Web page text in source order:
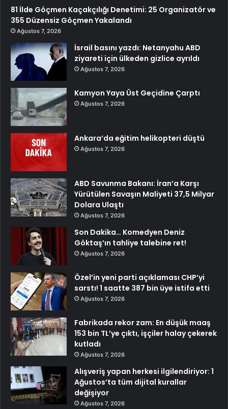
81 İlde Göçmen Kaçakçılığı Denetimi: 25 Organizatör ve
355 Düzensiz Göçmen Yakalandı
Ağustos 7, 2026
İsrail basını yazdı: Netanyahu ABD
ziyareti için ülkeden gizlice ayrıldı
Ağustos 7, 2026
Kamyon Yaya Üst Geçidine Çarptı
Ağustos 7, 2026
Ankara’da eğitim helikopteri düştü
Ağustos 7, 2026
ABD Savunma Bakanı: İran’a Karşı
Yürütülen Savaşın Maliyeti 37,5 Milyar
Dolara Ulaştı
Ağustos 7, 2026
Son Dakika… Komedyen Deniz
Göktaş’ın tahliye talebine ret!
Ağustos 7, 2026
Özel’in yeni parti açıklaması CHP’yi
sarstı! 1 saatte 387 bin üye istifa etti
Ağustos 7, 2026
Fabrikada rekor zam: En düşük maaş
153 bin TL’ye çıktı, işçiler halay çekerek
kutladı
Ağustos 7, 2026
Alışveriş yapan herkesi ilgilendiriyor: 1
Ağustos’ta tüm dijital kurallar
değişiyor
Ağustos 7, 2026